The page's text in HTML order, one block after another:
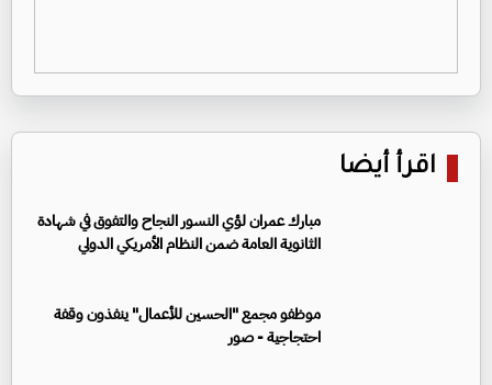
اقرأ أيضا
مبارك عمران لؤي النسور النجاح والتفوق في شهادة
الثانوية العامة ضمن النظام الأمريكي الدولي
موظفو مجمع "الحسين للأعمال" ينفذون وقفة
احتجاجية - صور